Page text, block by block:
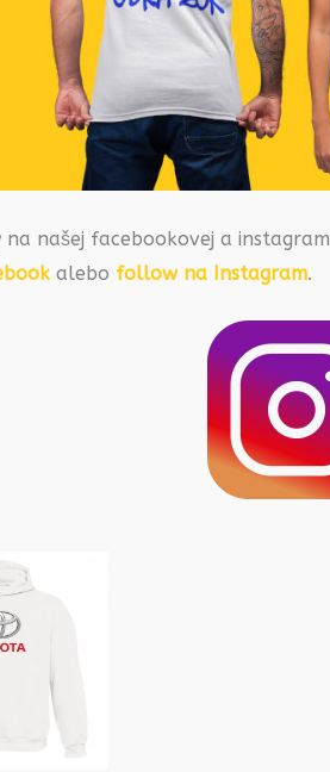
našej facebookovej a
alebo follow na Instagram.